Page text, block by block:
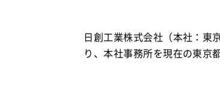
日創工業株式会社（本社：東
り、本社事務所を現在の東京